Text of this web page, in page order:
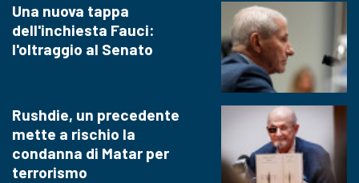
Una nuova tappa
dell'inchiesta Fauci:
l'oltraggio al Senato
Rushdie, un precedente
mette a rischio la
condanna di Matar per
terrorismo